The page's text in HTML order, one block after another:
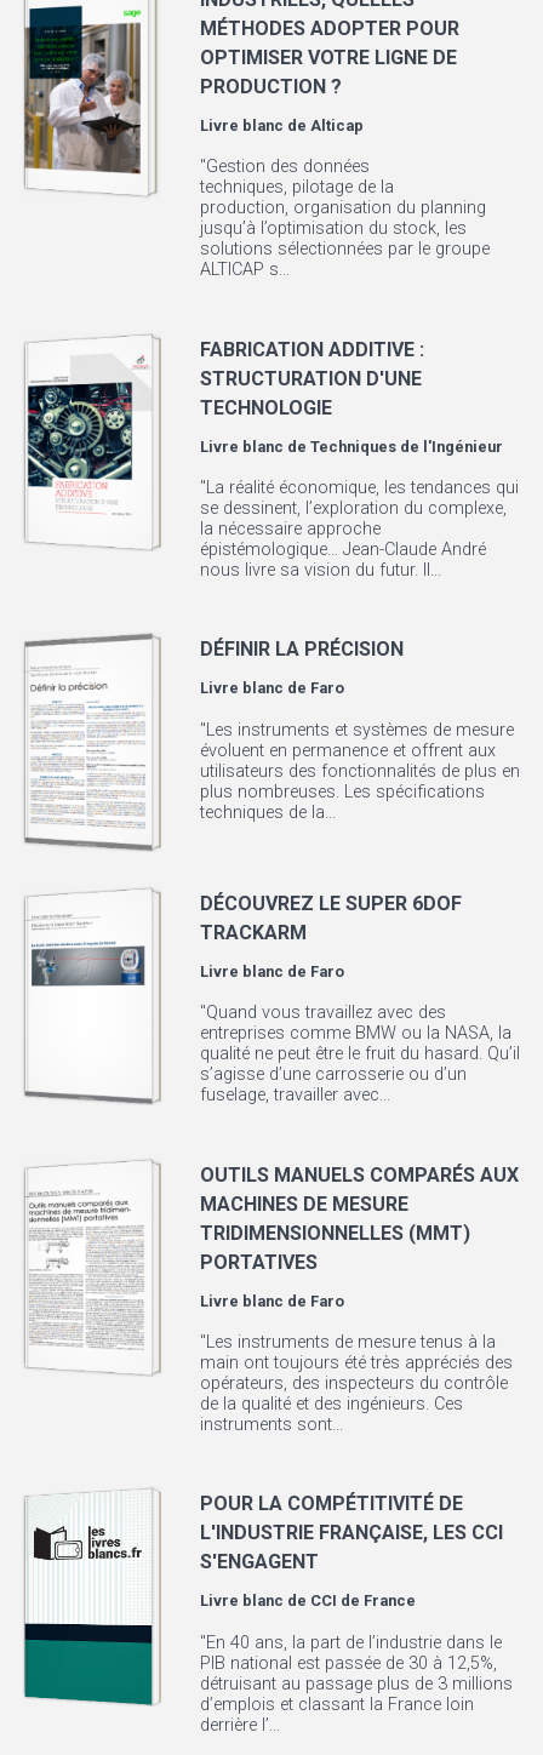
MÉTHODES ADOPTER POUR
OPTIMISER VOTRE LIGNE DE
PRODUCTION ?
Livre blanc de Alticap
"Gestion des données
techniques, pilotage de la
production, organisation du planning
jusqu’à l’optimisation du stock, les
solutions sélectionnées par le groupe
ALTICAP s...
FABRICATION ADDITIVE :
STRUCTURATION D'UNE
TECHNOLOGIE
Livre blanc deTechniques de l'Ingénieur
"La réalité économique, les tendances qui
se dessinent, l’exploration du complexe,
la nécessaire approche
épistémologique… Jean-Claude André
nous livre sa vision du futur. Il...
DÉFINIR LA PRÉCISION
Livre blanc de Faro
"Les instruments et systèmes de mesure
évoluent en permanence et offrent aux
utilisateurs des fonctionnalités de plus en
plus nombreuses. Les spécifications
techniques de la...
DÉCOUVREZ LE SUPER 6DOF
TRACKARM
Livre blanc de Faro
"Quand vous travaillez avec des
entreprises comme BMW ou la NASA, la
qualité ne peut être le fruit du hasard. Qu’il
s’agisse d’une carrosserie ou d’un
fuselage, travailler avec...
OUTILS MANUELS COMPARÉS AUX
MACHINES DE MESURE
TRIDIMENSIONNELLES (MMT)
PORTATIVES
Livre blanc de Faro
"Les instruments de mesure tenus à la
main ont toujours été très appréciés des
opérateurs, des inspecteurs du contrôle
de la qualité et des ingénieurs. Ces
instruments sont...
POUR LA COMPÉTITIVITÉ DE
L'INDUSTRIE FRANÇAISE, LES CCI
S'ENGAGENT
Livre blanc de CCI de France
"En 40 ans, la part de l’industrie dans le
PIB national est passée de 30 à 12,5%,
détruisant au passage plus de 3 millions
d’emplois et classant la France loin
derrière l’...